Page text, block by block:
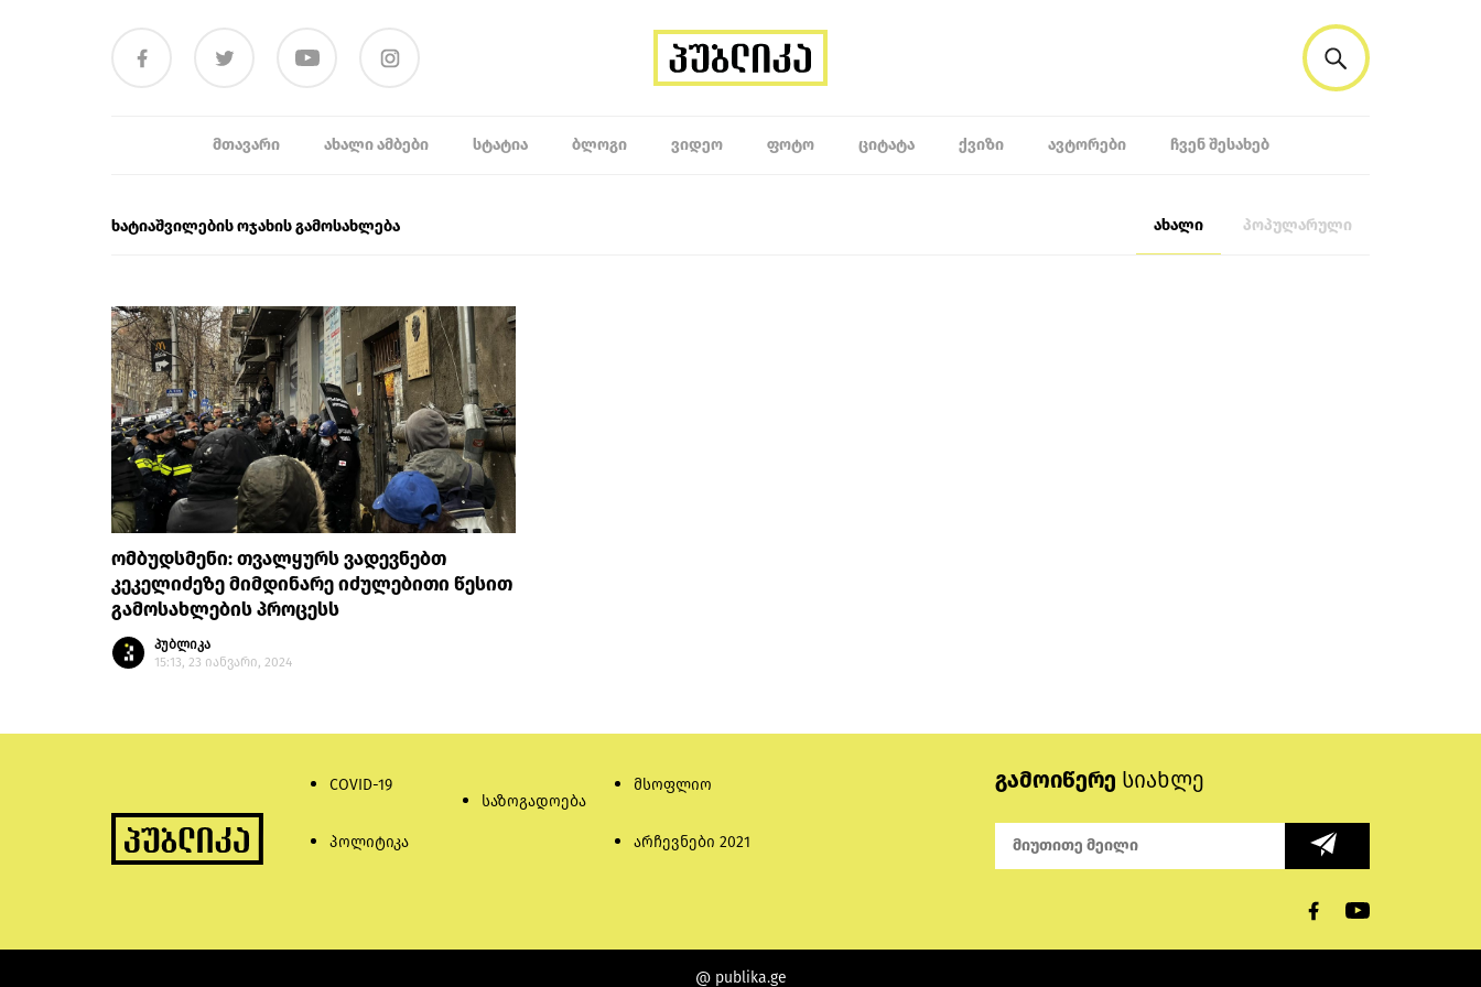
ᲛᲗᲐᲕᲐᲠᲘ ᲐᲮᲐᲚᲘ ᲐᲛᲑᲔᲑᲘ ᲡᲢᲐᲢᲘᲐ ᲑᲚᲝᲒᲘ ᲕᲘᲓᲔᲝ ᲤᲝᲢᲝ ᲪᲘᲢᲐᲢᲐ ᲥᲕᲘᲖᲘ ᲐᲕᲢᲝᲠᲔᲑᲘ ᲩᲕᲔᲜ ᲨᲔᲡᲐᲮᲔᲑ
ხატიაშვილების ოჯახის გამოსახლება ახალი პოპულარული
ომბუდსმენი: თვალყურს ვადევნებთ
კეკელიძეზე მიმდინარე იძულებითი წესით
გამოსახლების პროცესს
პუბლიკა
15:13, 23 იანვარი, 2024
COVID-19
პოლიტიკა
საზოგადოება
მსოფლიო
არჩევნები 2021
გამოიწერე სიახლე
@ publika.ge